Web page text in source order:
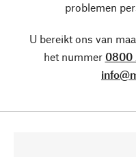
problemen
U bereikt ons van
het nummer 0800